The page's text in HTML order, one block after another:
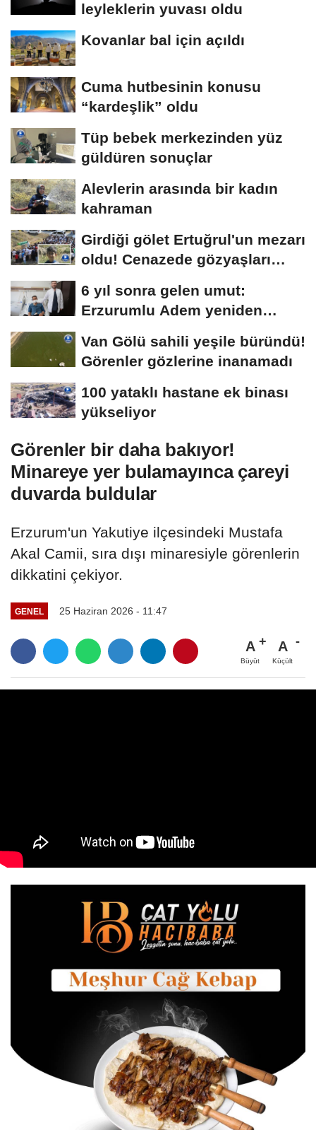
leyleklerin yuvası oldu
Kovanlar bal için açıldı
Cuma hutbesinin konusu
“kardeşlik” oldu
Tüp bebek merkezinden yüz
güldüren sonuçlar
Alevlerin arasında bir kadın
kahraman
Girdiği gölet Ertuğrul'un mezarı
oldu! Cenazede gözyaşları
6 yıl sonra gelen umut:
Erzurumlu Adem yeniden
Van Gölü sahili yeşile büründü!
Görenler gözlerine inanamadı
100 yataklı hastane ek binası
yükseliyor
Görenler bir daha bakıyor!
Minareye yer bulamayınca çareyi
duvarda buldular
Erzurum'un Yakutiye ilçesindeki Mustafa
Akal Camii, sıra dışı minaresiyle görenlerin
dikkatini çekiyor.
GENEL 25 Haziran 2026 - 11:47
A
Büyüt
A
Küçült